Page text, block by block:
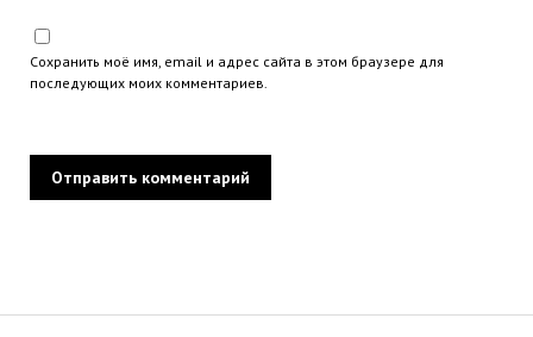
Сохранить моё имя, email и адрес сайта в этом браузере для
последующих моих комментариев.